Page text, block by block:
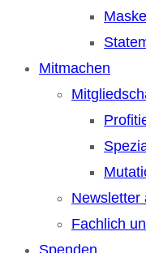
Mitmachen
Newsletter
Fachlich